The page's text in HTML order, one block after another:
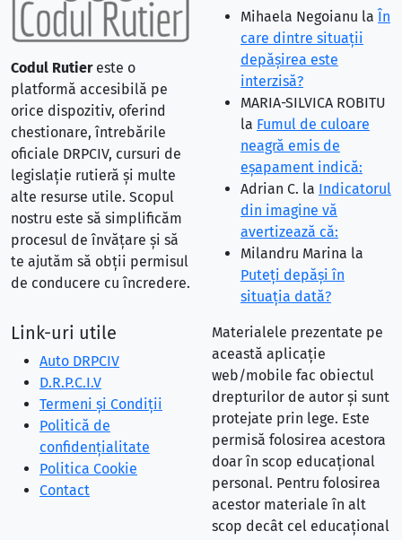
Codul Rutiereste o
platformă accesibilă pe
orice dispozitiv, oferind
chestionare, întrebările
oficiale DRPCIV, cursuri de
legislație rutieră și multe
alte resurse utile. Scopul
nostru este să simplificăm
procesul de învățare și să
te ajutăm să obții permisul
de conducere cu încredere.
Mihaela Negoianu la În
care dintre situaţii
depăşirea este
interzisă?
MARIA-SILVICA ROBITU
la Fumul de culoare
neagră emis de
eşapament indică:
Adrian C. la Indicatorul
din imagine vă
avertizează că:
Milandru Marina la
Puteţi depăşi în
situaţia dată?
Link-uri utile
Auto DRPCIV
D.R.P.C.I.V
Termeni și Condiții
Politică de
confidențialitate
Politica Cookie
Contact
Materialele prezentate pe
această aplicație
web/mobile fac obiectul
drepturilor de autor și sunt
protejate prin lege. Este
permisă folosirea acestora
doar în scop educațional
personal. Pentru folosirea
acestor materiale în alt
scop decât cel educațional